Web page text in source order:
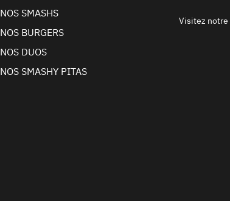
NOS SMASHS
NOS BURGERS
NOS DUOS
NOS SMASHY PITAS
Visitez notre